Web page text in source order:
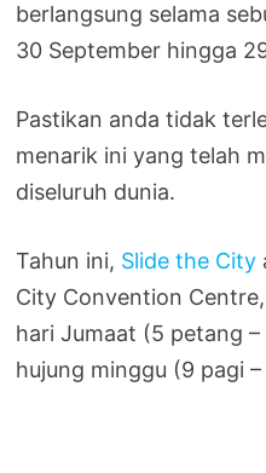
berlangsung selama
30 September hingga
Pastikan anda tidak
menarik ini yang telah
diseluruh dunia.
Tahun ini, Slide the City
City Convention
hari Jumaat (5 petang
hujung minggu (9 pagi